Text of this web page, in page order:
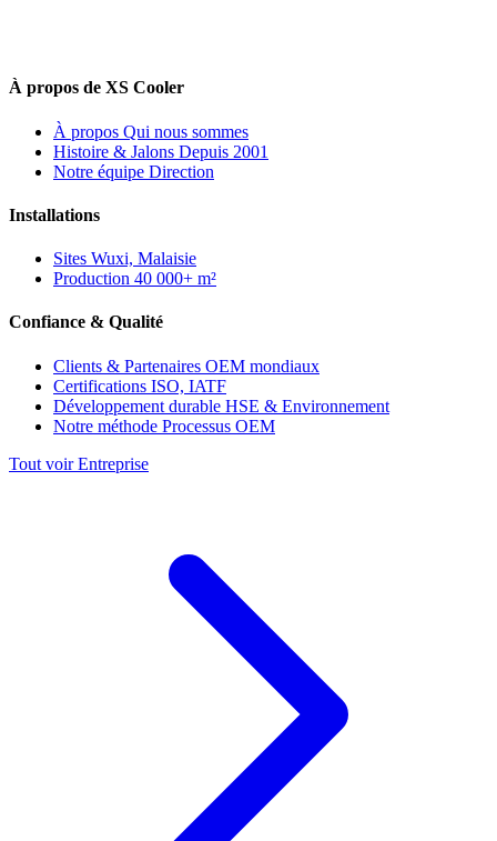
À propos de XS Cooler
À propos Qui nous sommes
Histoire & Jalons Depuis 2001
Notre équipe Direction
Installations
Sites Wuxi, Malaisie
Production 40 000+ m²
Confiance & Qualité
Clients & Partenaires OEM mondiaux
Certifications ISO, IATF
Développement durable HSE & Environnement
Notre méthode Processus OEM
Tout voir Entreprise